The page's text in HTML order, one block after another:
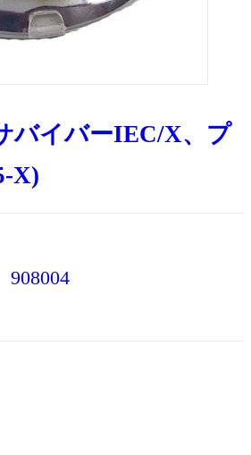
バイバーIEC/X、プ
X)
908004